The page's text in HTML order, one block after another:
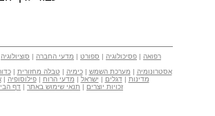
רפואה | פסיכולוגיה | ספורט | מדעי החברה | סוציולוגיה
אסטרונומיה | מערכת השמש |כימיה | טבלה מחזורית |
מדינות |דגלים | ישראל | מדעי הרוח |פילוסופיה |
זכויות יוצרים | תנאי שימוש באתר | דף